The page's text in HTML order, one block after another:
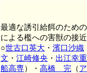
最適な誘引給餌のため
による檻への害獣の接
○世古口英大 ・ 濱口沙織
文 ・ 江崎修央 ・ 出江幸重
船高専）・ 高橋 完 （